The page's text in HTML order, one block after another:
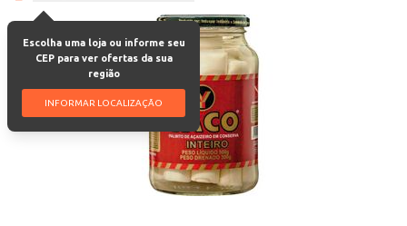
Escolha uma loja ou informe seu
CEP para ver ofertas da sua
região
INFORMAR LOCALIZAÇÃO